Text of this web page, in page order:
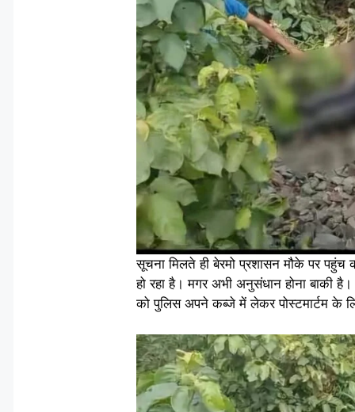
सूचना मिलते ही बेरमो प्रशासन मौके पर पहुंच
हो रहा है। मगर अभी अनुसंधान होना बाकी
को पुलिस अपने कब्जे में लेकर पोस्टमार्टम के